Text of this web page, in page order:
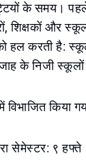
के समय।
शिक्षकों और
हल करती है:
के निजी
किया
सेमेस्टर: ९